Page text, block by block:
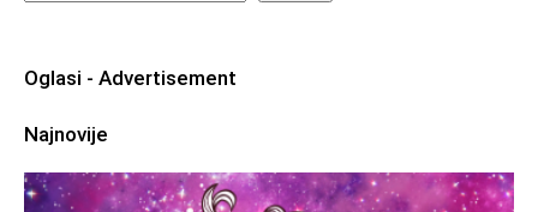
Oglasi - Advertisement
Najnovije